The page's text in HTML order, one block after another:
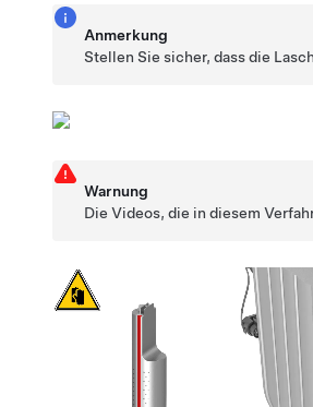
Anmerkung
Stellen Sie sicher, dass die
Warnung
Die Videos, die in diesem